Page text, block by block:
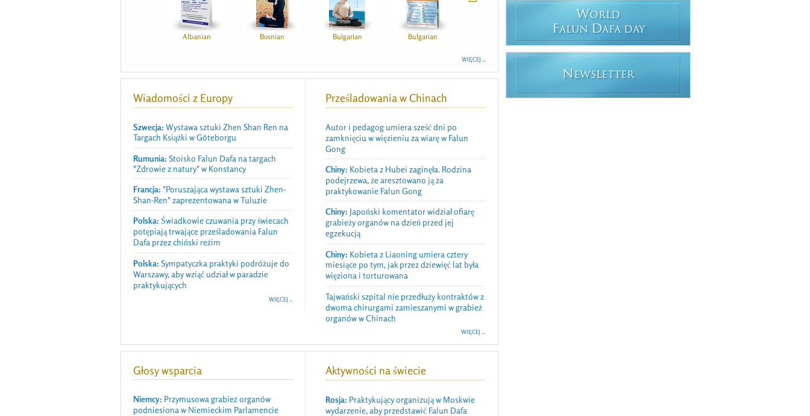
Albanian Bosnian Bulgarian Bulgarian Chinese
WIĘCEJ ...
Wiadomości z Europy
Szwecja: Wystawa sztuki Zhen Shan Ren na
Targach Książki w Göteborgu
Rumunia: Stoisko Falun Dafa na targach
"Zdrowie z natury" w Konstancy
Francja: "Poruszająca wystawa sztuki Zhen-
Shan-Ren" zaprezentowana w Tuluzie
Polska: Świadkowie czuwania przy świecach
potępiają trwające prześladowania Falun
Dafa przez chiński reżim
Polska: Sympatyczka praktyki podróżuje do
Warszawy, aby wziąć udział w paradzie
praktykujących
WIĘCEJ ...
Prześladowania w Chinach
Autor i pedagog umiera sześć dni po
zamknięciu w więzieniu za wiarę w Falun
Gong
Chiny: Kobieta z Hubei zaginęła. Rodzina
podejrzewa, że aresztowano ją za
praktykowanie Falun Gong
Chiny: Japoński komentator widział ofiarę
grabieży organów na dzień przed jej
egzekucją
Chiny: Kobieta z Liaoning umiera cztery
miesiące po tym, jak przez dziewięć lat była
więziona i torturowana
Tajwański szpital nie przedłuży kontraktów z
dwoma chirurgami zamieszanymi w grabież
organów w Chinach
WIĘCEJ ...
Głosy wsparcia
Niemcy: Przymusowa grabież organów
podniesiona w Niemieckim Parlamencie
Aktywności na świecie
Rosja: Praktykujący organizują w Moskwie
wydarzenie, aby przedstawić Falun Dafa
WORLD
FALUN DAFA DAY
N EWSLETTER